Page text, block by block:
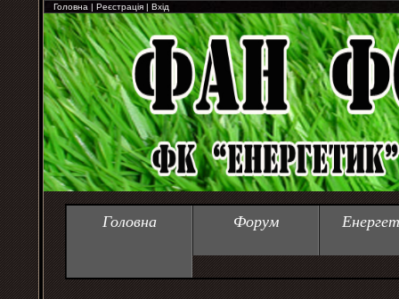
Головна | Реєстрація | Вхід
Головна Форум